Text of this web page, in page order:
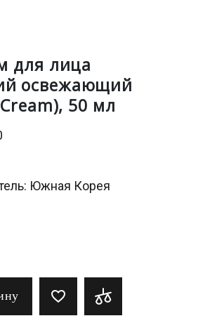
для лица
оcвежающий
50 мл
Южная Корея